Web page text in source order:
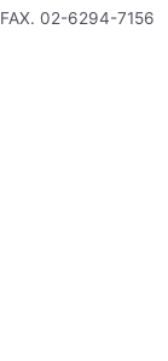
FAX. 02-6294-7156